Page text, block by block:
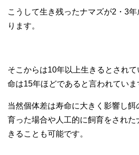
こうして生き残ったナマズが2・3
ります。
そこからは10年以上生きるとされ
命は15年ほどであると言われていま
当然個体差は寿命に大きく影響し
育った場合や人工的に飼育をされた
きることも可能です。